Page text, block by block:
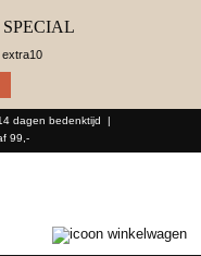
extra10
dagen bedenktijd
99,-
Producten
zoeken